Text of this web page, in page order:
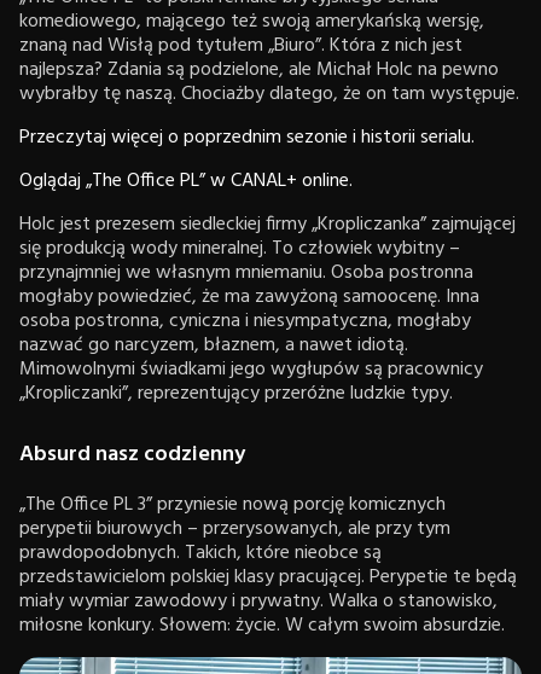
komediowego, mającego też swoją amerykańską wersję,
znaną nad Wisłą pod tytułem „Biuro”. Która z nich jest
najlepsza? Zdania są podzielone, ale Michał Holc na pewno
wybrałby tę naszą. Chociażby dlatego, że on tam występuje.
Przeczytaj więcej o poprzednim sezonie i historii serialu.
Oglądaj „The Office PL” w CANAL+ online.
Holc jest prezesem siedleckiej firmy „Kropliczanka” zajmującej
się produkcją wody mineralnej. To człowiek wybitny –
przynajmniej we własnym mniemaniu. Osoba postronna
mogłaby powiedzieć, że ma zawyżoną samoocenę. Inna
osoba postronna, cyniczna i niesympatyczna, mogłaby
nazwać go narcyzem, błaznem, a nawet idiotą.
Mimowolnymi świadkami jego wygłupów są pracownicy
„Kropliczanki”, reprezentujący przeróżne ludzkie typy.
Absurd nasz codzienny
„The Office PL 3” przyniesie nową porcję komicznych
perypetii biurowych – przerysowanych, ale przy tym
prawdopodobnych. Takich, które nieobce są
przedstawicielom polskiej klasy pracującej. Perypetie te będą
miały wymiar zawodowy i prywatny. Walka o stanowisko,
miłosne konkury. Słowem: życie. W całym swoim absurdzie.